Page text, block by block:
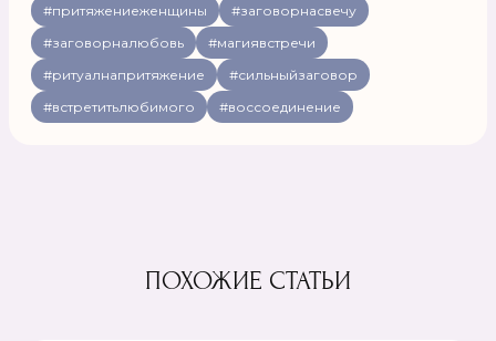
#притяжениеженщины
#заговорнасвечу
#заговорналюбовь
#магиявстречи
#ритуалнапритяжение
#сильныйзаговор
#встретитьлюбимого
#воссоединение
ПОХОЖИЕ СТАТЬИ